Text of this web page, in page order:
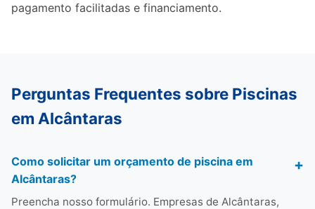
pagamento facilitadas e financiamento.
Perguntas Frequentes sobre Piscinas
em Alcântaras
Como solicitar um orçamento de piscina em
Alcântaras?
Preencha nosso formulário. Empresas de Alcântaras,